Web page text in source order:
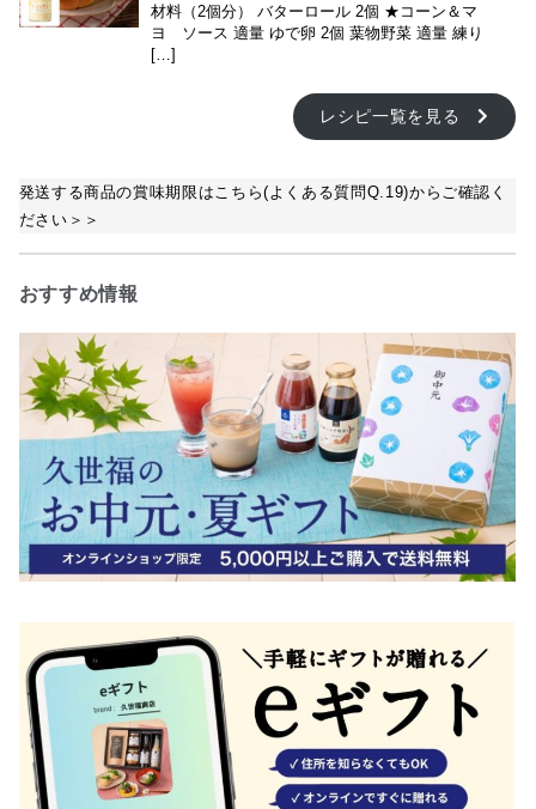
材料（2個分） バターロール 2個 ★コーン＆マ
ヨ ソース 適量 ゆで卵 2個 葉物野菜 適量 練り
[…]
レシピ一覧を見る
発送する商品の賞味期限はこちら(よくある質問Q.19)からご確認く
ださい＞＞
おすすめ情報